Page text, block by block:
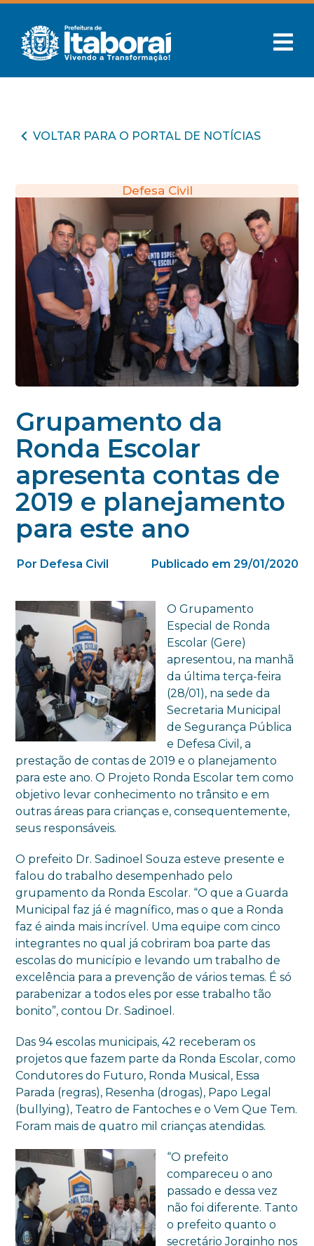
VOLTAR PARA O PORTAL DE NOTÍCIAS
Defesa Civil
Grupamento da
Ronda Escolar
apresenta contas de
2019 e planejamento
para este ano
Por Defesa Civil Publicado em 29/01/2020
O Grupamento
Especial de Ronda
Escolar (Gere)
apresentou, na manhã
da última terça-feira
(28/01), na sede da
Secretaria Municipal
de Segurança Pública
e Defesa Civil, a
prestação de contas de 2019 e o planejamento
para este ano. O Projeto Ronda Escolar tem como
objetivo levar conhecimento no trânsito e em
outras áreas para crianças e, consequentemente,
seus responsáveis.
O prefeito Dr. Sadinoel Souza esteve presente e
falou do trabalho desempenhado pelo
grupamento da Ronda Escolar. “O que a Guarda
Municipal faz já é magnífico, mas o que a Ronda
faz é ainda mais incrível. Uma equipe com cinco
integrantes no qual já cobriram boa parte das
escolas do município e levando um trabalho de
excelência para a prevenção de vários temas. É só
parabenizar a todos eles por esse trabalho tão
bonito”, contou Dr. Sadinoel.
Das 94 escolas municipais, 42 receberam os
projetos que fazem parte da Ronda Escolar, como
Condutores do Futuro, Ronda Musical, Essa
Parada (regras), Resenha (drogas), Papo Legal
(bullying), Teatro de Fantoches e o Vem Que Tem.
Foram mais de quatro mil crianças atendidas.
“O prefeito
compareceu o ano
passado e dessa vez
não foi diferente. Tanto
o prefeito quanto o
secretário Jorginho nos